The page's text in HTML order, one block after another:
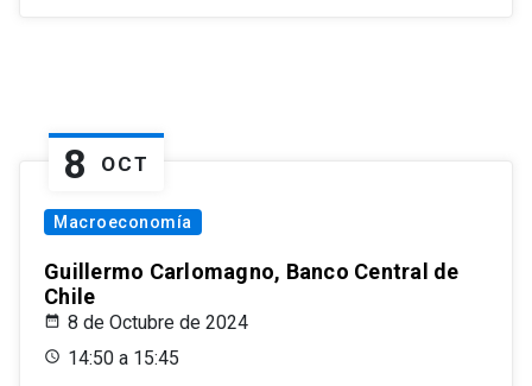
8 OCT
Macroeconomía
Guillermo Carlomagno, Banco Central de
Chile
8 de Octubre de 2024
14:50 a 15:45